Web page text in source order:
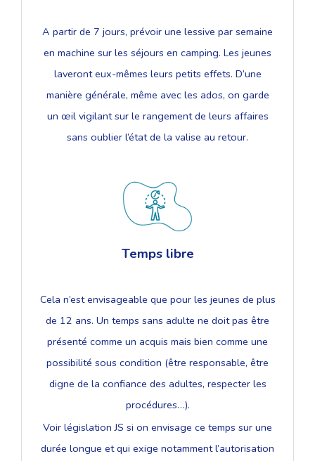
A partir de 7 jours, prévoir une lessive par semaine
en machine sur les séjours en camping. Les jeunes
laveront eux-mêmes leurs petits effets. D’une
manière générale, même avec les ados, on garde
un œil vigilant sur le rangement de leurs affaires
sans oublier l’état de la valise au retour.
Temps libre
Cela n’est envisageable que pour les jeunes de plus
de 12 ans. Un temps sans adulte ne doit pas être
présenté comme un acquis mais bien comme une
possibilité sous condition (être responsable, être
digne de la confiance des adultes, respecter les
procédures…).
Voir législation JS si on envisage ce temps sur une
durée longue et qui exige notamment l’autorisation